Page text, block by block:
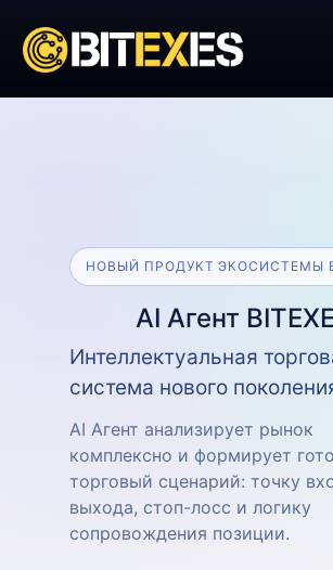
НОВЫЙ ПРОДУКТ ЭКОСИСТЕМЫ
AI Агент
Интеллектуальная
система нового
AI Агент анализирует рынок
комплексно и формирует
торговый сценарий: точку
выхода, стоп-лосс и логику
сопровождения позиции.